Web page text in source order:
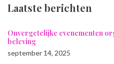
Laatste berichten
Onvergetelijke evenementen
beleving
september 14, 2025